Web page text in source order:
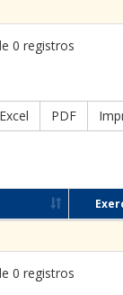
0 registros
Excel PDF
0 registros